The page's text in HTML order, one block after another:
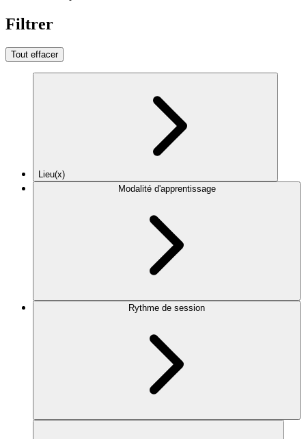
Filtrer
Tout effacer
Lieu(x)
Modalité d'apprentissage
Rythme de session